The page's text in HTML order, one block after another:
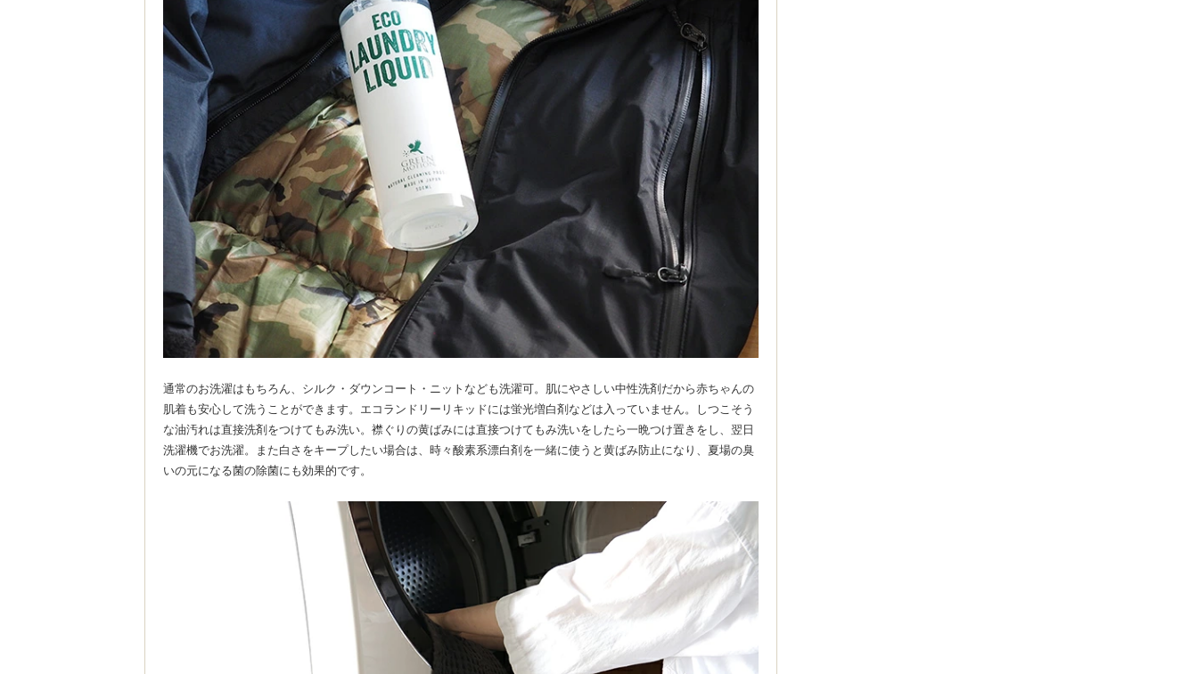
通常のお洗濯はもちろん、シルク・ダウンコート・ニットなども洗濯可。肌にやさしい中性洗剤だから赤ちゃんの
肌着も安心して洗うことができます。エコランドリーリキッドには蛍光増白剤などは入っていません。しつこそう
な油汚れは直接洗剤をつけてもみ洗い。襟ぐりの黄ばみには直接つけてもみ洗いをしたら一晩つけ置きをし、翌日
洗濯機でお洗濯。また白さをキープしたい場合は、時々酸素系漂白剤を一緒に使うと黄ばみ防止になり、夏場の臭
いの元になる菌の除菌にも効果的です。